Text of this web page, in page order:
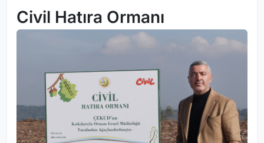
Civil Hatıra Ormanı